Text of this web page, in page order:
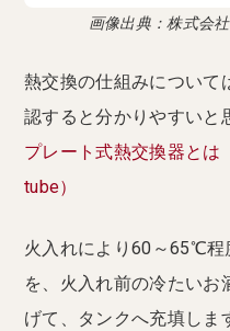
画像出典：株式会
熱交換の仕組みについて
認すると分かりやすいと
プレート式熱交換器とは
tube）
火入れにより60～65℃程
を、火入れ前の冷たいお
げて、タンクへ充填しま